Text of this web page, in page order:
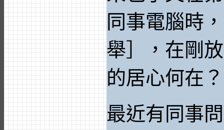
同事電腦時
舉］，在剛
的居心何在
最近有同事